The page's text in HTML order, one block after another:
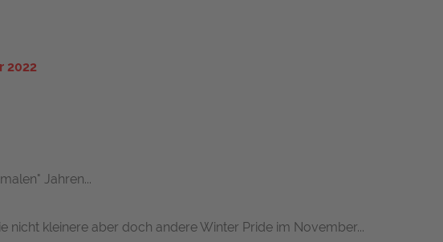
2022
Jahren...
nicht kleinere aber doch andereWinter Pride im November...